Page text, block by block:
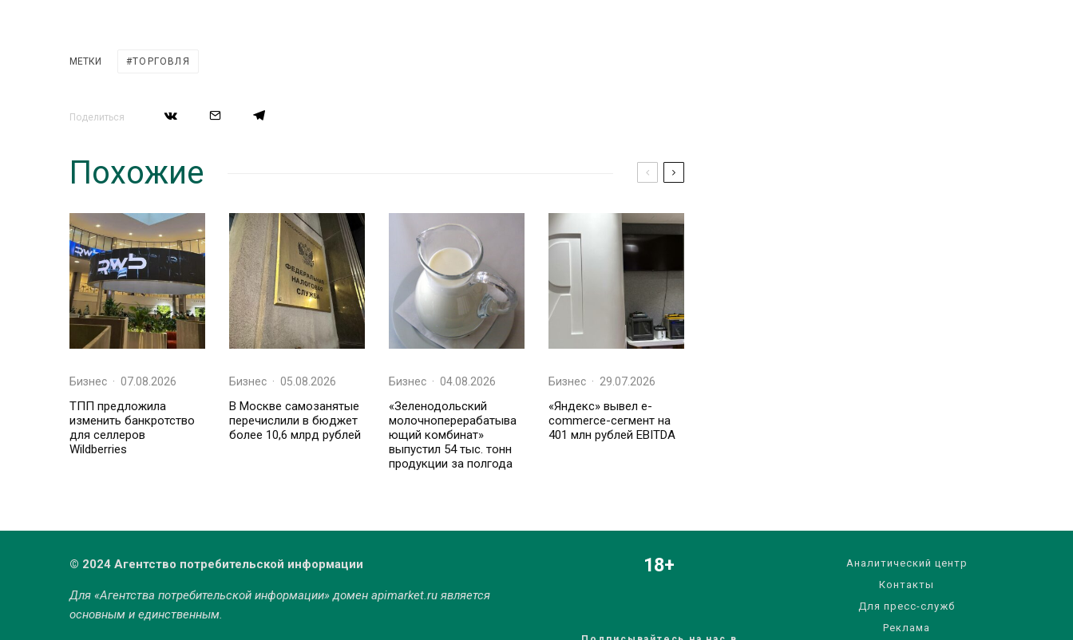
МЕТКИ ТОРГОВЛЯ
Поделиться
Похожие
Бизнес · 07.08.2026
ТПП предложила
изменить банкротство
для селлеров
Wildberries
Бизнес · 05.08.2026
В Москве самозанятые
перечислили в бюджет
более 10,6 млрд рублей
Бизнес · 04.08.2026
«Зеленодольский
молочноперерабатыва
ющий комбинат»
выпустил 54 тыс. тонн
продукции за полгода
Бизнес · 29.07.2026
«Яндекс» вывел e-
commerce-сегмент на
401 млн рублей EBITDA
© 2024 Агентство потребительской информации
Для «Агентства потребительской информации» домен apimarket.ruявляется
основным и единственным.
18+
Аналитический центр
Контакты
Для пресс-служб
Реклама